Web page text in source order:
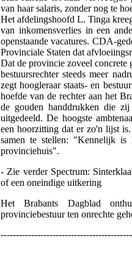
van haar salaris, zonder nog te
Het afdelingshoofd L. Tinga
van inkomensverlies in een
openstaande vacatures. CDA-
Provinciale Staten dat
Dat de provincie zoveel concrete
bestuursrechter steeds meer
zegt hoogleraar staats- en
hoefde van de rechter aan het
de gouden handdrukken die
uitgedeeld. De hoogste
een hoorzitting dat er zo'n lijst
samen te stellen: "Kennelijk is
provinciehuis".
- Zie verder Spectrum:
of een oneindige uitkering
Het Brabants Dagblad
provinciebestuur ten onrechte